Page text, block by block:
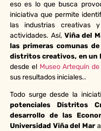
eso es lo que busca
iniciativa que permite
las industrias creativas
actividades. Así, Viña del
las primeras comunas
distritos creativos, en un
desde el Museo Artequín
sus resultados iniciales..
Todo surge desde la
potenciales Distritos
desarrollo de las
Universidad Viña del Mara